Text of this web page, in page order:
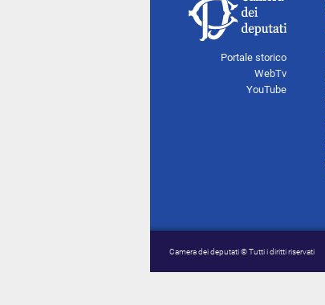
Portale storico
WebTv
YouTube
Camera dei deputati © Tutti i diritti riservati